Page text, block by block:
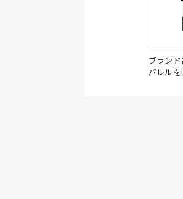
ブラン
パレルを